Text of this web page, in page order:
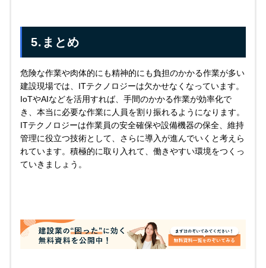
5.まとめ
危険な作業や肉体的にも精神的にも負担のかかる作業が多い
建設現場では、ITテクノロジーは欠かせなくなっています。
IoTやAIなどを活用すれば、手間のかかる作業が効率化で
き、本当に必要な作業に人員を割り振れるようになります。
ITテクノロジーは作業員の安全確保や設備機器の保全、維持
管理に役立つ技術として、さらに導入が進んでいくと考えら
れています。積極的に取り入れて、働きやすい環境をつくっ
ていきましょう。